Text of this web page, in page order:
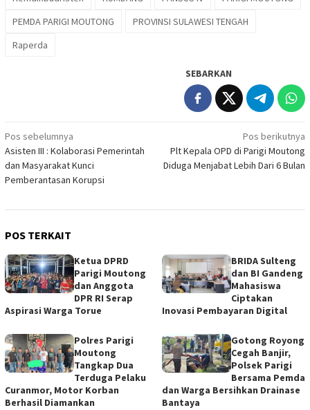
PEMDA PARIGI MOUTONG
PROVINSI SULAWESI TENGAH
Raperda
SEBARKAN
Navigasi
pos
Pos sebelumnya
Asisten III : Kolaborasi Pemerintah
dan Masyarakat Kunci
Pemberantasan Korupsi
Pos berikutnya
Plt Kepala OPD di Parigi Moutong
Diduga Menjabat Lebih Dari 6 Bulan
POS TERKAIT
‎Ketua DPRD
Parigi Moutong
dan Anggota
DPR RI Serap
Aspirasi Warga Torue
BRIDA Sulteng
dan BI Gandeng
Mahasiswa
Ciptakan
Inovasi Pembayaran Digital
Polres Parigi
Moutong
Tangkap Dua
Terduga Pelaku
Curanmor, Motor Korban
Berhasil Diamankan
Gotong Royong
Cegah Banjir,
Polsek Parigi
Bersama Pemda
dan Warga Bersihkan Drainase
Bantaya